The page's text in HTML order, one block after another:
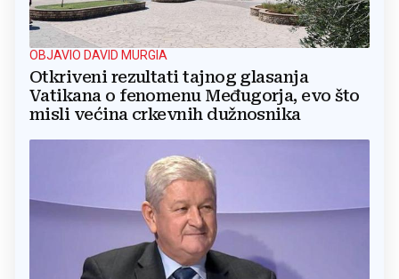
OBJAVIO DAVID MURGIA
Otkriveni rezultati tajnog glasanja
Vatikana o fenomenu Međugorja, evo što
misli većina crkevnih dužnosnika